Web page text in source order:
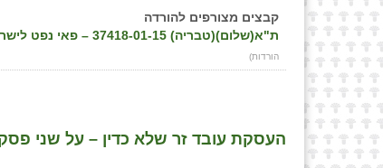
קבצים מצורפים להורדה
ת"א(שלום)(טבריה) 37418-01-15 – פאי נפט לישראל בע"מ נ' מועצה מקומית יבנאל, פס״ד מיום 16/11/16
הורדות)
העסקת עובד זר שלא כדין – על שני